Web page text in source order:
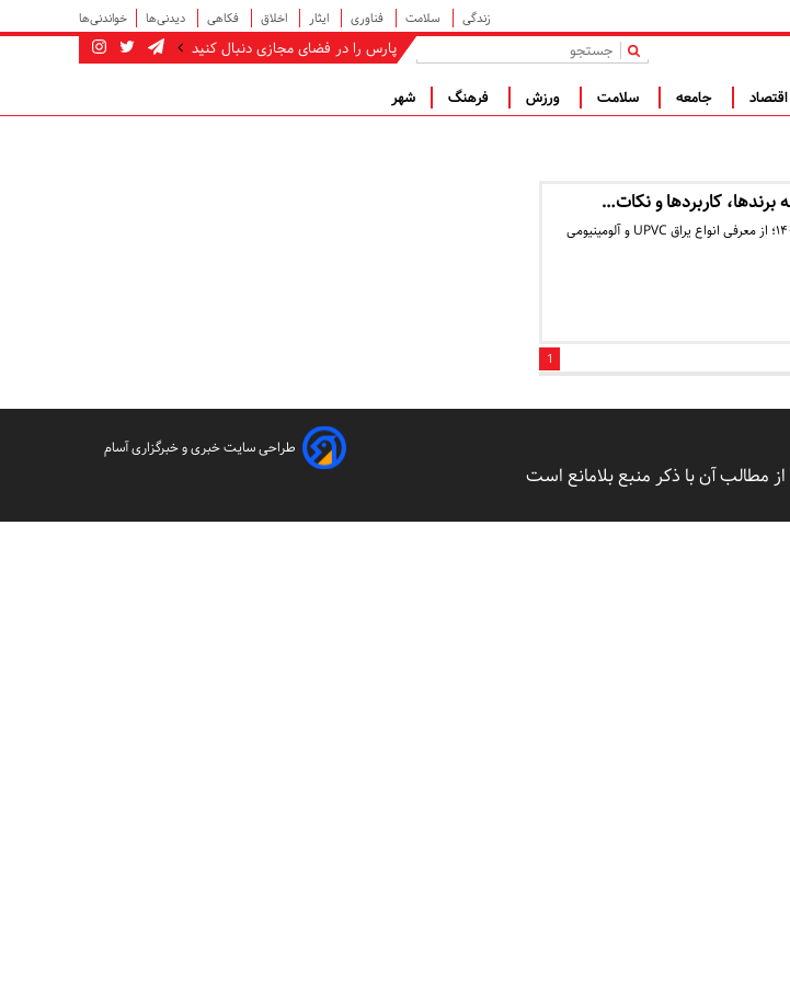
زندگی سلامت فناوری ایثار اخلاق فکاهی دیدنی‌ها خواندنی‌ها
پارس را در فضای مجازی دنبال کنید |
اقتصاد جامعه سلامت ورزش فرهنگ شهر
برندها، کاربردها و نکات…
راهنمای کامل بررسی و مقایسه یراق‌آلات پنجره دوجداره در سال ۱۴۰۴؛ از معرفی انواع یراق UPVC و آلومینیومی
1
مطالب آن با ذکر منبع بلامانع است
طراحی سایت خبری و خبرگزاری آسام